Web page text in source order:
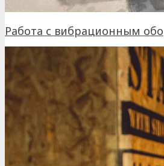
Работа с вибрационным